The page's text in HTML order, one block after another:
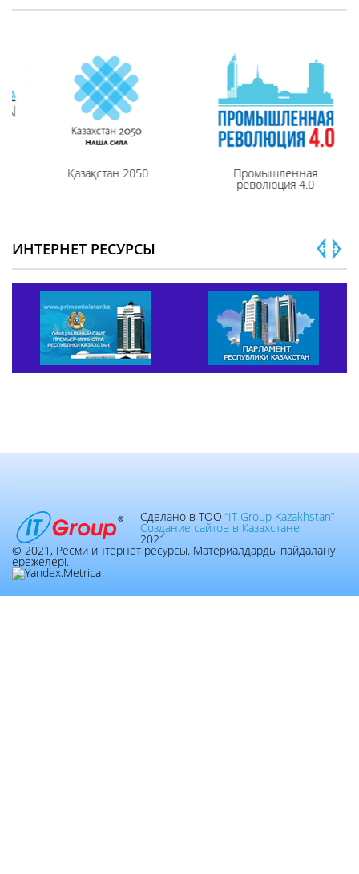
Қазақстан 2050 Промышленная
революция 4.0
ИНТЕРНЕТ РЕСУРСЫ
Сделано в ТОО “IT Group Kazakhstan”
Создание сайтов в Казахстане
2021
© 2021, Ресми интернет ресурсы. Материалдарды пайдалану
ережелері.